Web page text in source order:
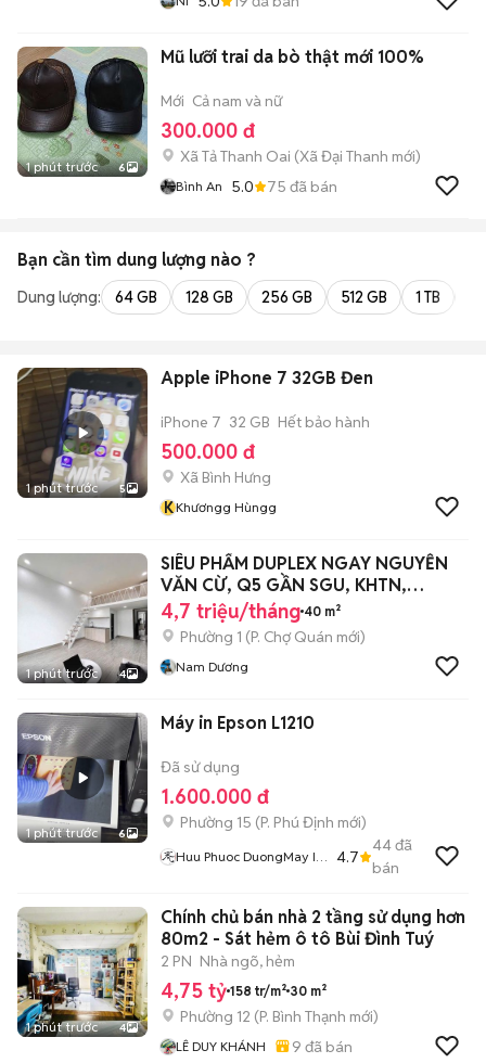
1 phút trước 6
Mũ lưỡi trai da bò thật mới 100%
Mới Cả nam và nữ
300.000 đ
Xã Tả Thanh Oai (Xã Đại Thanh mới)
Bình An 5.0 75 đã bán
Bạn cần tìm dung lượng nào ?
Dung lượng: 64 GB 128 GB 256 GB 512 GB 1 TB
1 phút trước 5
Apple iPhone 7 32GB Đen
iPhone 7 32 GB Hết bảo hành
500.000 đ
Xã Bình Hưng
KKhươngg Hùngg
1 phút trước 4
SIÊU PHẨM DUPLEX NGAY NGUYỄN
VĂN CỪ, Q5 GẦN SGU, KHTN,
HCMUE
4,7 triệu/tháng 40 m²
Phường 1 (P. Chợ Quán mới)
Nam Dương
1 phút trước 6
Máy in Epson L1210
Đã sử dụng
1.600.000 đ
Phường 15 (P. Phú Định mới)
Huu Phuoc DuongMay In
4.7
44đã
bán
1 phút trước 4
Chính chủ bán nhà 2 tầng sử dụng hơn
80m2 - Sát hẻm ô tô Bùi Đình Tuý
2 PN Nhà ngõ, hẻm
4,75 tỷ 158 tr/m² 30 m²
Phường 12 (P. Bình Thạnh mới)
LÊ DUY KHÁNH 9 đã bán